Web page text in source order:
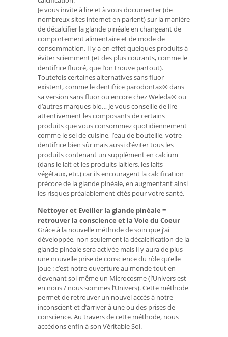
Je vous invite à lire et à vous documenter (de
nombreux sites internet en parlent) sur la manière
de décalcifier la glande pinéale en changeant de
comportement alimentaire et de mode de
consommation. Il y a en effet quelques produits à
éviter sciemment (et des plus courants, comme le
dentifrice fluoré, que l’on trouve partout).
Toutefois certaines alternatives sans fluor
existent, comme le dentifrice parodontax® dans
sa version sans fluor ou encore chez Weleda® ou
d’autres marques bio… Je vous conseille de lire
attentivement les composants de certains
produits que vous consommez quotidiennement
comme le sel de cuisine, l’eau de bouteille, votre
dentifrice bien sûr mais aussi d’éviter tous les
produits contenant un supplément en calcium
(dans le lait et les produits laitiers, les laits
végétaux, etc.) car ils encouragent la calcification
précoce de la glande pinéale, en augmentant ainsi
les risques préalablement cités pour votre santé.
Nettoyer et Eveiller la glande pinéale =
retrouver la conscience et la Voie du Coeur
Grâce à la nouvelle méthode de soin que j’ai
développée, non seulement la décalcification de la
glande pinéale sera activée mais il y aura de plus
une nouvelle prise de conscience du rôle qu’elle
joue : c’est notre ouverture au monde tout en
devenant soi-même un Microcosme (l’Univers est
en nous / nous sommes l’Univers). Cette méthode
permet de retrouver un nouvel accès à notre
inconscient et d’arriver à une ou des prises de
conscience. Au travers de cette méthode, nous
accédons enfin à son Véritable Soi.